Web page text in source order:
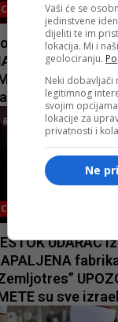
CD
IZRAELU,
sve smijemo
jeziku!”
CD
UDARAC
su sve
Vaši će se
jedinstvene
dijeliti te im
lokacija. Mi i
geolociranju.
Neki dobavljači
legitimnog
svojim
lokacije za
privatnosti i
Ne